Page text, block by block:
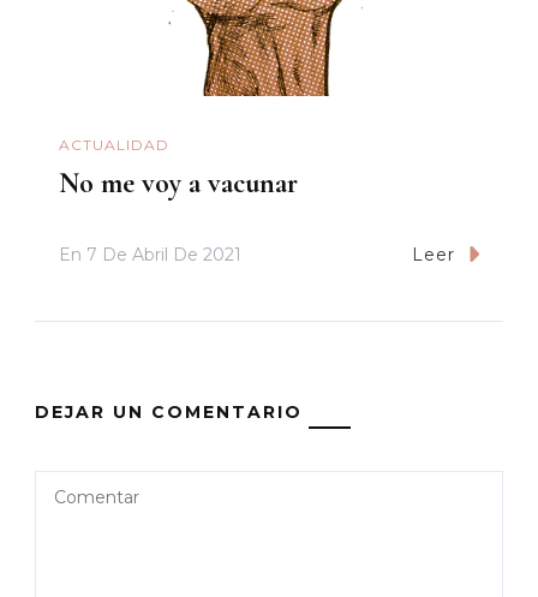
ACTUALIDAD
No me voy a vacunar
En 7 De Abril De 2021 Leer
DEJAR UN COMENTARIO